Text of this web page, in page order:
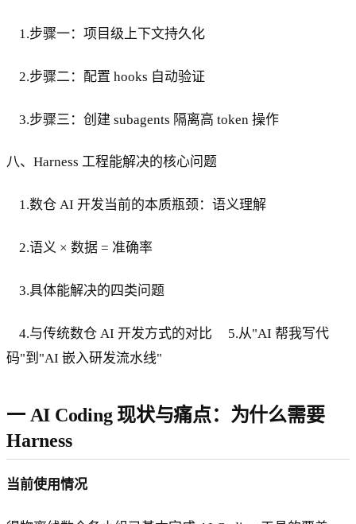
1.步骤一：项目级上下文持久化
2.步骤二：配置 hooks 自动验证
3.步骤三：创建 subagents 隔离高 token 操作
八、Harness 工程能解决的核心问题
1.数仓 AI 开发当前的本质瓶颈：语义理解
2.语义 × 数据 = 准确率
3.具体能解决的四类问题
4.与传统数仓 AI 开发方式的对比 5.从"AI 帮我写代
码"到"AI 嵌入研发流水线"
一 AI Coding 现状与痛点：为什么需要
Harness
当前使用情况